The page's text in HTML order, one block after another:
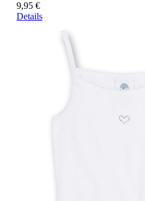
9,95 €
Details